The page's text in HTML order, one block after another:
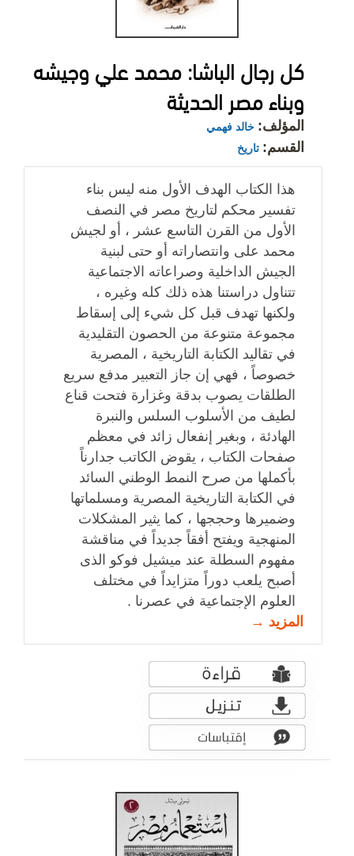
كل رجال الباشا: محمد علي وجيشه
وبناء مصر الحديثة
المؤلف: خالد فهمي
القسم: تاريخ
هذا الكتاب الهدف الأول منه ليس بناء
تفسير محكم لتاريخ مصر في النصف
الأول من القرن التاسع عشر ، أو لجيش
محمد على وانتصاراته أو حتى لبنية
الجيش الداخلية وصراعاته الاجتماعية
تتناول دراستنا هذه ذلك كله وغيره ،
ولكنها تهدف قبل كل شيء إلى إسقاط
مجموعة متنوعة من الحصون التقليدية
في تقاليد الكتابة التاريخية ، المصرية
خصوصاً ، فهي إن جاز التعبير مدفع سريع
الطلقات يصوب بدقة وغزارة فتحت قناع
لطيف من الأسلوب السلس والنبرة
الهادئة ، وبغير إنفعال زائد في معظم
صفحات الكتاب ، يقوض الكاتب جدارناً
بأكملها من صرح النمط الوطني السائد
في الكتابة التاريخية المصرية ومسلماتها
وضميرها وحججها ، كما يثير المشكلات
المنهجية ويفتح أفقاً جديداً في مناقشة
مفهوم السطلة عند ميشيل فوكو الذى
أصبح يلعب دوراً متزايداً في مختلف
العلوم الإجتماعية في عصرنا .
المزيد →